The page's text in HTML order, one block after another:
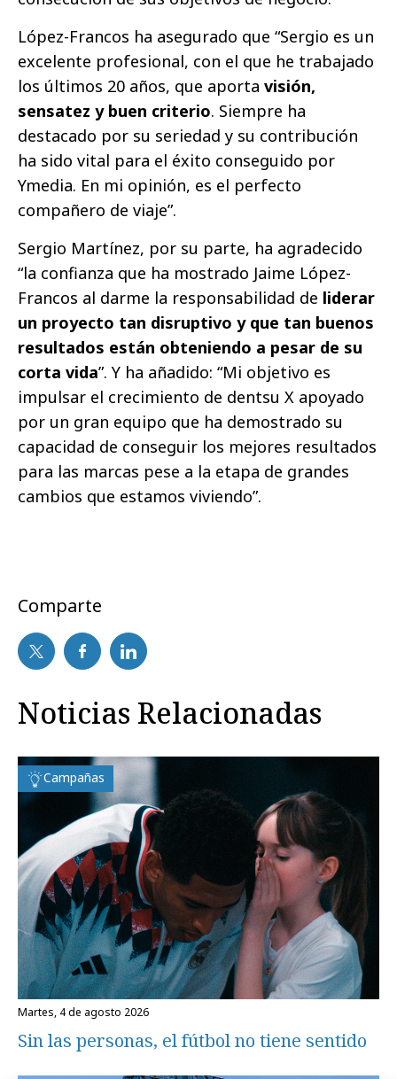
López-Francos ha asegurado que “Sergio es un
excelente profesional, con el que he trabajado
los últimos 20 años, que aporta visión,
sensatez y buen criterio. Siempre ha
destacado por su seriedad y su contribución
ha sido vital para el éxito conseguido por
Ymedia. En mi opinión, es el perfecto
compañero de viaje”.
Sergio Martínez, por su parte, ha agradecido
“la confianza que ha mostrado Jaime López-
Francos al darme la responsabilidad de liderar
un proyecto tan disruptivo y que tan buenos
resultados están obteniendo a pesar de su
corta vida”. Y ha añadido: “Mi objetivo es
impulsar el crecimiento de dentsu X apoyado
por un gran equipo que ha demostrado su
capacidad de conseguir los mejores resultados
para las marcas pese a la etapa de grandes
cambios que estamos viviendo”.
Comparte
Noticias Relacionadas
Campañas
martes, 4 de agosto 2026
Sin las personas, el fútbol no tiene sentido